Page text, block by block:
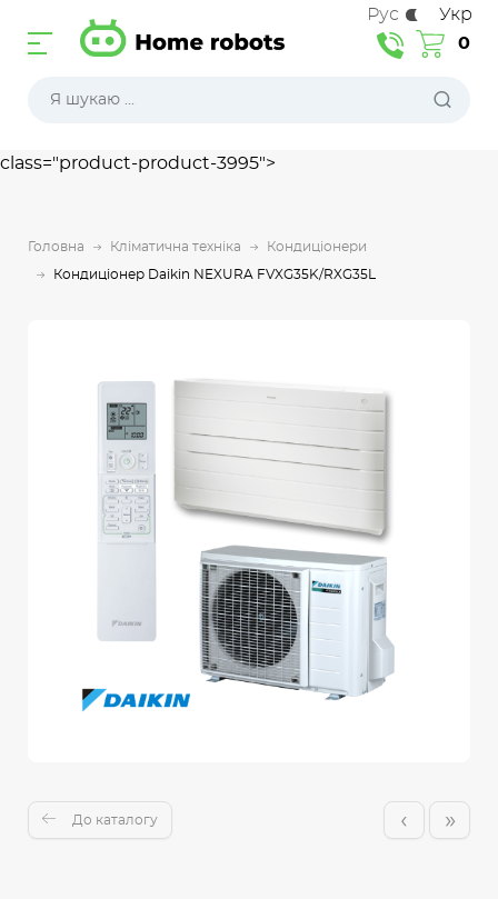
class="product-product-3995">
0
Рус Укр
Головна Кліматична техніка Кондиціонери
Кондиціонер Daikin NEXURA FVXG35K/RXG35L
До каталогу ‹ »